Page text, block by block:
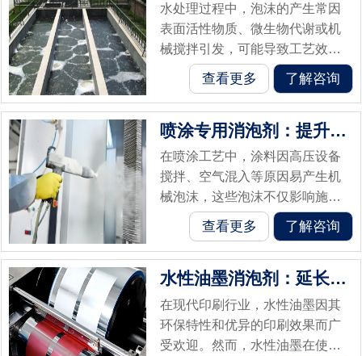
水处理过程中，泡沫的产生常因
表面活性物质、微生物代谢或机
械搅拌引发，可能导致工艺效率
下降、设备腐蚀及水质污染。而
水处理有机硅消泡剂凭借其独特
的化学特性与环保性能，在工业
污水、洗涤污...
查看更多 了解咨询
喷涂专用消泡剂：提升涂层质量的核心要素
在喷涂工艺中，涂料因高压设备
搅拌、空气混入等原因易产生机
械泡沫，这些泡沫不仅影响施工
效率，还会导致涂层表面出现孔
洞、凹陷等问题。喷涂专用消泡
剂作为针对性解决方案，通过化
学与物理协同...
查看更多 了解咨询
水性油墨消泡剂：延长印刷机寿命，助力环保印...
在现代印刷行业，水性油墨因其
环保特性和优异的印刷效果而广
受欢迎。然而，水性油墨在使用